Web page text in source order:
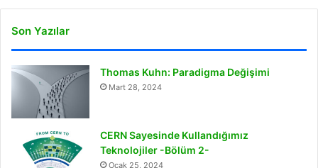
Son Yazılar
Thomas Kuhn: Paradigma Değişimi
Mart 28, 2024
CERN Sayesinde Kullandığımız
Teknolojiler -Bölüm 2-
Ocak 25, 2024